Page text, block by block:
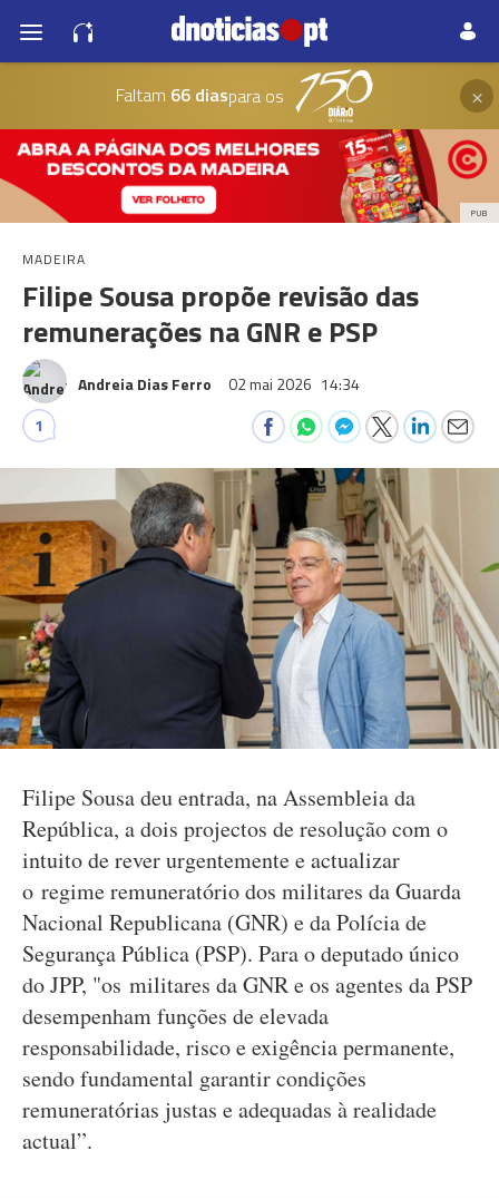
Faltam 66 diaspara os ×
PUB
MADEIRA
Filipe Sousa propõe revisão das
remunerações na GNR e PSP
Andreia Dias Ferro 02 mai 2026 14:34
1
Filipe Sousa deu entrada, na Assembleia da
República, a dois projectos de resolução com o
intuito de rever urgentemente e actualizar
o regime remuneratório dos militares da Guarda
Nacional Republicana (GNR) e da Polícia de
Segurança Pública (PSP). Para o deputado único
do JPP, "os militares da GNR e os agentes da PSP
desempenham funções de elevada
responsabilidade, risco e exigência permanente,
sendo fundamental garantir condições
remuneratórias justas e adequadas à realidade
actual”.